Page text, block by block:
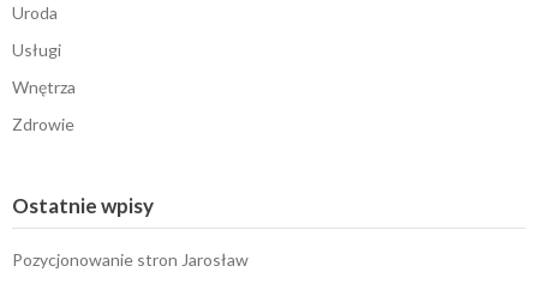
Uroda
Usługi
Wnętrza
Zdrowie
Ostatnie wpisy
Pozycjonowanie stron Jarosław